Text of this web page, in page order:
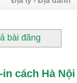
bài đăng
cách Hà Nội